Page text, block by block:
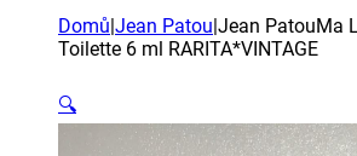
Domů|Jean Patou|Jean PatouMa
Toilette 6 ml RARITA*VINTAGE
🔍